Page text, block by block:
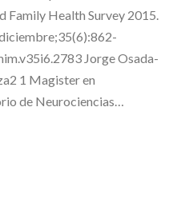
Family Health Survey 2015.
Jorge Osada-
1 Magister en
de Neurociencias…